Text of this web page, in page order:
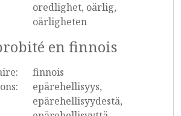
oredlighet, oärlig,
oärligheten
en finnois
finnois
epärehellisyys,
epärehellisyydestä,